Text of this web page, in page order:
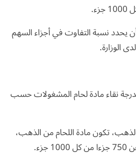
أن يحدد نسبة التفاوت في أجزاء السهم
الوزارة.
لدرجة نقاء مادة لحام المشغولات حسب
تكون مادة اللحام من الذهب،